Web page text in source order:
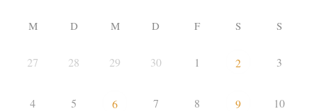
M D M D F S S
27 28 29 30 1 2 3
4 5 6 7 8 9 10